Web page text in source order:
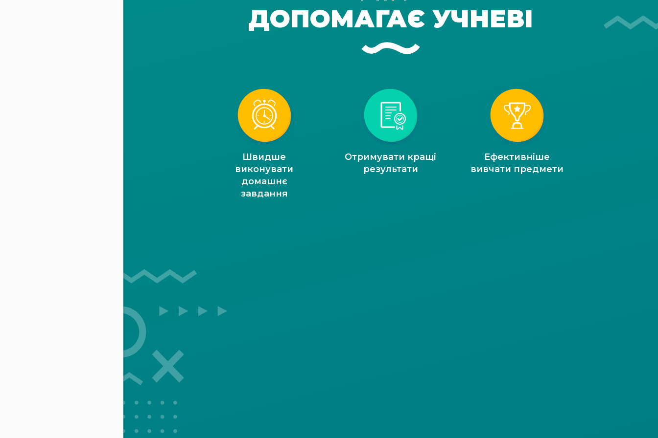
ДОПОМАГАЄ УЧНЕВІ
Швидше
виконувати
домашнє
завдання
Отримувати кращі
результати
Ефективніше
вивчати предмети